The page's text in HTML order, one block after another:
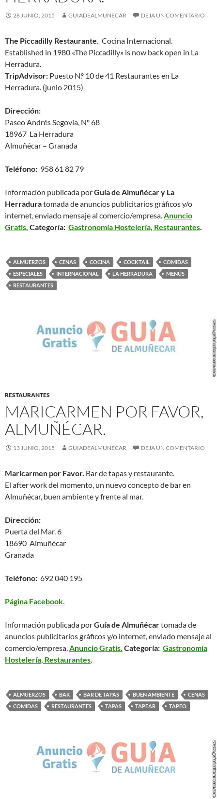
28 JUNIO, 2015 GUIADEALMUNECAR DEJA UN COMENTARIO
The Piccadilly Restaurante. Cocina Internacional.
Established in 1980 «The Piccadilly» is now back open in La
Herradura.
TripAdvisor: Puesto N.º 10 de 41 Restaurantes en La
Herradura. (junio 2015)
Dirección:
Paseo Andrés Segovia, Nº 68
18967 La Herradura
Almuñécar – Granada
Teléfono: 958 61 82 79
Información publicada porGuía de Almuñécar y La
Herraduratomada de anuncios publicitarios gráficos y/o
internet, enviado mensaje al comercio/empresa.Anuncio
Gratis. Categoría: Gastronomía Hostelería, Restaurantes.
ALMUERZOS CENAS COCINA COCKTAIL
COMIDAS
ESPECIALES
INTERNACIONAL LA HERRADURA
MENÚS
RESTAURANTES
RESTAURANTES
MARICARMEN POR FAVOR,
ALMUÑÉCAR.
13 JUNIO, 2015 GUIADEALMUNECAR DEJA UN COMENTARIO
Maricarmen por Favor. Bar de tapas y restaurante.
El after work del momento, un nuevo concepto de bar en
Almuñécar, buen ambiente y frente al mar.
Dirección:
Puerta del Mar. 6
18690 Almuñécar
Granada
Teléfono: 692 040 195
Página Facebook.
Información publicada porGuía de Almuñécartomada de
anuncios publicitarios gráficos y/o internet, enviado mensaje al
comercio/empresa.Anuncio Gratis. Categoría: Gastronomía
Hostelería, Restaurantes.
ALMUERZOS BAR BAR DE TAPAS BUEN AMBIENTE
CENAS
COMIDAS
RESTAURANTES TAPAS TAPEAR TAPEO